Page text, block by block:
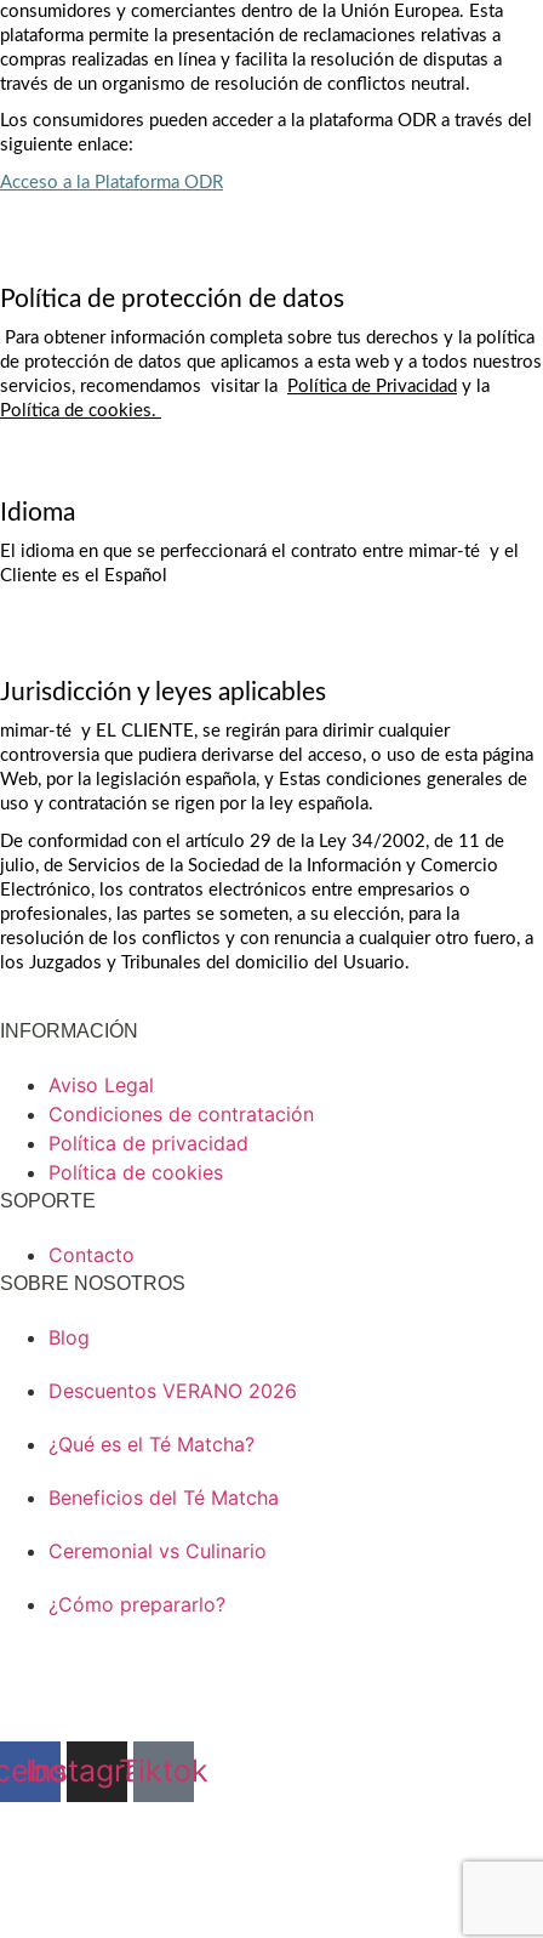
consumidores y comerciantes dentro de la Unión Europea. Esta
plataforma permite la presentación de reclamaciones relativas a
compras realizadas en línea y facilita la resolución de disputas a
través de un organismo de resolución de conflictos neutral.
Los consumidores pueden acceder a la plataforma ODR a través del
siguiente enlace:
Acceso a la Plataforma ODR
Política de protección de datos
Para obtener información completa sobre tus derechos y la política
de protección de datos que aplicamos a esta web y a todos nuestros
servicios, recomendamos  visitar la
Política de Privacidad
Política de cookies.
Idioma
El idioma en que se perfeccionará el contrato entre mimar-té  y el
Cliente es el Español
Jurisdicción y leyes aplicables
mimar-té  y EL CLIENTE, se regirán para dirimir cualquier
controversia que pudiera derivarse del acceso, o uso de esta página
Web, por la legislación española, y Estas condiciones generales de
uso y contratación se rigen por la ley española.
De conformidad con el artículo 29 de la Ley 34/2002, de 11 de
julio, de Servicios de la Sociedad de la Información y Comercio
Electrónico, los contratos electrónicos entre empresarios o
profesionales, las partes se someten, a su elección, para la
resolución de los conflictos y con renuncia a cualquier otro fuero, a
los Juzgados y Tribunales del domicilio del Usuario.
INFORMACIÓN
Aviso Legal
Condiciones de contratación
Política de privacidad
Política de cookies
SOPORTE
Contacto
SOBRE NOSOTROS
Blog
Descuentos VERANO 2026
¿Qué es el Té Matcha?
Beneficios del Té Matcha
Ceremonial vs Culinario
¿Cómo prepararlo?
Instagram
Tiktok